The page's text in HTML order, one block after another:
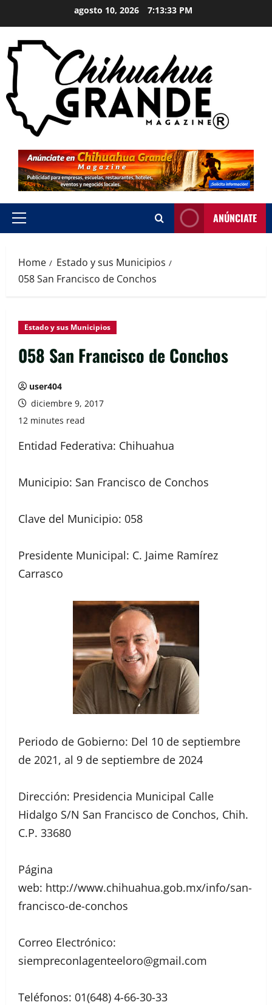
agosto 10, 2026 7:13:34 PM
ANÚNCIATE
Home
Estado y sus Municipios
058 San Francisco de Conchos
Estado y sus Municipios
058 San Francisco de Conchos
user404
diciembre 9, 2017
12 minutes read
Entidad Federativa: Chihuahua
Municipio: San Francisco de Conchos
Clave del Municipio: 058
Presidente Municipal: C. Jaime Ramírez
Carrasco
Periodo de Gobierno: Del 10 de septiembre
de 2021, al 9 de septiembre de 2024
Dirección: Presidencia Municipal Calle
Hidalgo S/N San Francisco de Conchos, Chih.
C.P. 33680
Página
web: http://www.chihuahua.gob.mx/info/san-
francisco-de-conchos
Correo Electrónico:
siempreconlagenteeloro@gmail.com
Teléfonos: 01(648) 4-66-30-33